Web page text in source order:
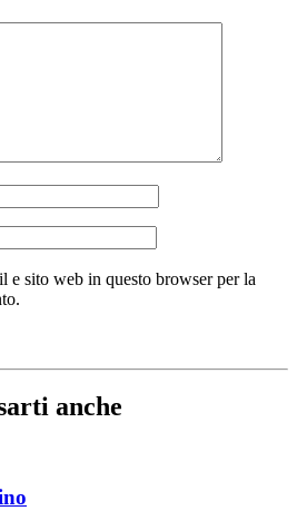
e sito web in questo browser per la
anche